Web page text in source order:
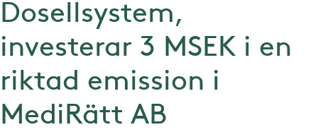
Dosellsystem,
investerar 3 MSEK i en
riktad emission i
MediRätt AB